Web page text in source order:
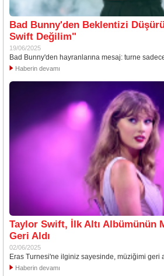
Bad Bunny'den Beklentizi
Swift Değilim"
19/06/2025
Bad Bunny'den hayranlarına mesaj: turne
Haberin devamı
Taylor Swift, İlk Altı Albümünün
Geri Aldı
02/06/2025
Eras Turnesi'ne ilginiz sayesinde, müziğimi geri
Haberin devamı